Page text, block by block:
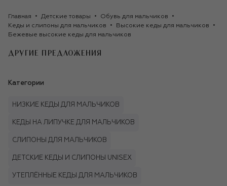
Главная Детские товары
Обувь для мальчиков
Кеды и слипоны для мальчиков
Высокие кеды для мальчиков
Бежевые высокие кеды для мальчиков
ДРУГИЕ ПРЕДЛОЖЕНИЯ
Категории
НИЗКИЕ КЕДЫ ДЛЯ МАЛЬЧИКОВ
КЕДЫ НА ЛИПУЧКЕ ДЛЯ МАЛЬЧИКОВ
СЛИПОНЫ ДЛЯ МАЛЬЧИКОВ
ДЕТСКИЕ КЕДЫ И СЛИПОНЫ UNISEX
УТЕПЛЁННЫЕ КЕДЫ ДЛЯ МАЛЬЧИКОВ